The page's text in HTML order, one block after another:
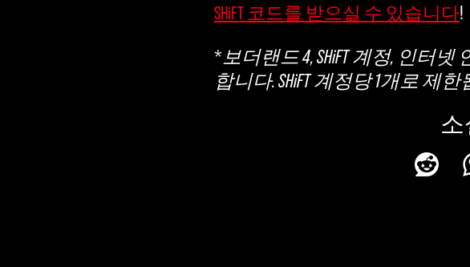
SHiFT 코드를 받으실 수 있습니다!
* 보더랜드 4, SHiFT 계정, 인터
합니다. SHiFT 계정당 1개로 제
소